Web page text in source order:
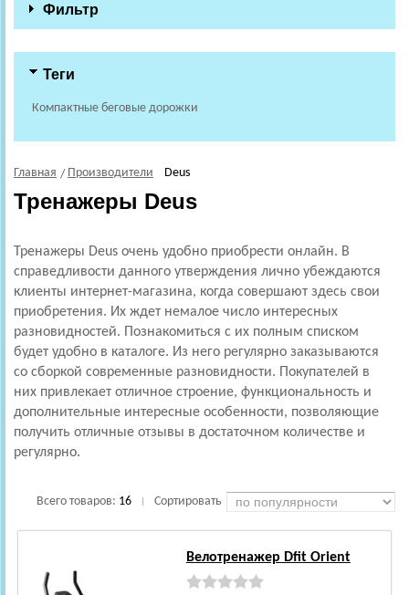
Фильтр
Теги
Компактные беговые дорожки
Главная Производители Deus
Тренажеры Deus
Тренажеры Deus очень удобно приобрести онлайн. В
справедливости данного утверждения лично убеждаются
клиенты интернет-магазина, когда совершают здесь свои
приобретения. Их ждет немалое число интересных
разновидностей. Познакомиться с их полным списком
будет удобно в каталоге. Из него регулярно заказываются
со сборкой современные разновидности. Покупателей в
них привлекает отличное строение, функциональность и
дополнительные интересные особенности, позволяющие
получить отличные отзывы в достаточном количестве и
регулярно.
Всего товаров: 16 Сортировать
Велотренажер Dfit Orient